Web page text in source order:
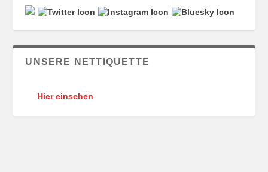
UNSERE NETTIQUETTE
Hier einsehen